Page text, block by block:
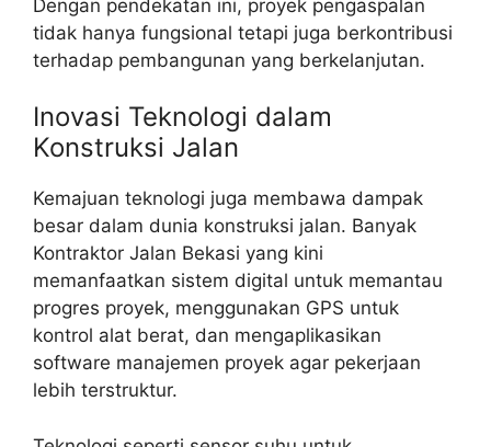
Dengan pendekatan ini, proyek pengaspalan
tidak hanya fungsional tetapi juga berkontribusi
terhadap pembangunan yang berkelanjutan.
Inovasi Teknologi dalam
Konstruksi Jalan
Kemajuan teknologi juga membawa dampak
besar dalam dunia konstruksi jalan. Banyak
Kontraktor Jalan Bekasi yang kini
memanfaatkan sistem digital untuk memantau
progres proyek, menggunakan GPS untuk
kontrol alat berat, dan mengaplikasikan
software manajemen proyek agar pekerjaan
lebih terstruktur.